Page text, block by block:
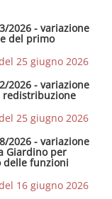
2026 - variazione
del primo
25 giugno 2026
2026 - variazione
redistribuzione
25 giugno 2026
2026 - variazione
Giardino per
delle funzioni
16 giugno 2026